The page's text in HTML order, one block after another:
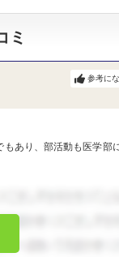
ミ
参考に
あり、部活動も医学部